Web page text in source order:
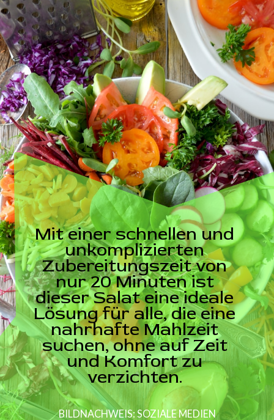
Mit einer schnellen und
unkomplizierten
Zubereitungszeit von
nur 20 Minuten ist
dieser Salat eine ideale
Lösung für alle, die eine
nahrhafte Mahlzeit
suchen, ohne auf Zeit
und Komfort zu
verzichten.
BILDNACHWEIS: SOZIALE MEDIEN